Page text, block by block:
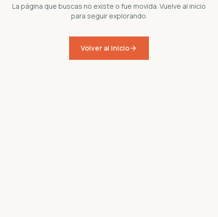
La página que buscas no existe o fue movida. Vuelve al inicio
para seguir explorando.
Volver al inicio